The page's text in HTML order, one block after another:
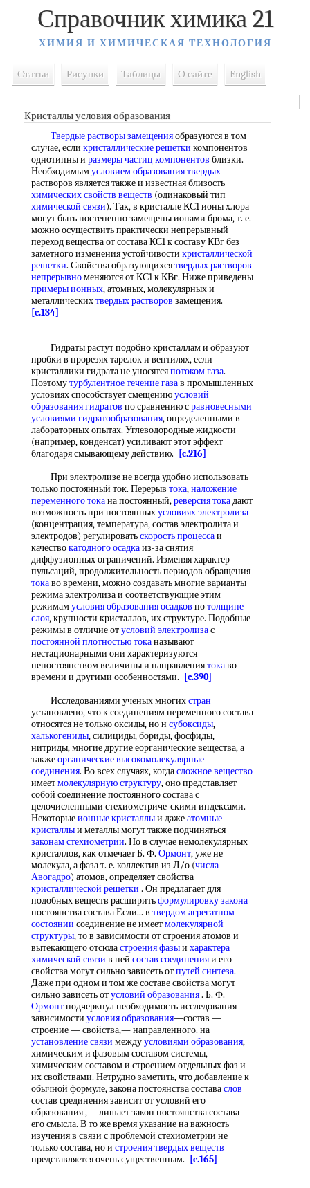
Справочник химика 21
ХИМИЯ И ХИМИЧЕСКАЯ ТЕХНОЛОГИЯ
Статьи Рисунки Таблицы О сайте English
Кристаллы условия образования
Твердые растворы замещенияобразуются в том
случае, если кристаллические решетки компонентов
однотипны и размеры частиц компонентов близки.
Необходимымусловием образования твердых
растворов является также и известная близость
химических свойств веществ (одинаковый тип
химической связи). Так, в кристалле КС1 ионы хлора
могут быть постепенно замещены ионами брома, т. е.
можно осуществить практически непрерывный
переход вещества от состава КС1 к составу КВг без
заметного изменения устойчивости кристаллической
решетки. Свойства образующихсятвердых растворов
непрерывноменяются от КС1 к КВг. Ниже приведены
примеры ионных, атомных, молекулярных и
металлическихтвердых растворов замещения.
[c.134]
Гидраты растут подобно кристаллам и образуют
пробки в прорезях тарелок и вентилях, если
кристаллики гидрата не уносятсяпотоком газа.
Поэтомутурбулентное течение газав промышленных
условиях способствует смещениюусловий
образования гидратов по сравнению сравновесными
условиями гидратообразования, определенными в
лабораторных опытах. Углеводородные жидкости
(например, конденсат) усиливают этот эффект
благодаря смывающему действию.
[c.216]
При электролизе не всегда удобно использовать
только постоянный ток. Перерыв тока,наложение
переменного токана постоянный,реверсия токадают
возможность при постоянныхусловиях электролиза
(концентрация, температура, состав электролита и
электродов) регулироватьскорость процессаи
качествокатодного осадкаиз-за снятия
диффузионных ограничений. Изменяя характер
пульсаций, продолжительность периодов обращения
токаво времени, можно создавать многие варианты
режима электролиза и соответствующие этим
режимамусловия образования осадков потолщине
слоя, крупности кристаллов, их структуре. Подобные
режимы в отличие отусловий электролизас
постоянной плотностью токаназывают
нестационарными они характеризуются
непостоянством величины и направлениятокаво
времени и другими особенностями.
[c.390]
Исследованиями ученых многихстран
установлено, что к соединениям переменного состава
относятся не только оксиды, но н субоксиды,
халькогениды, силициды, бориды, фосфиды,
нитриды, многие другие еорганические вещества, а
такжеорганические высокомолекулярные
соединения. Во всех случаях, когдасложное вещество
имеетмолекулярную структуру, оно представляет
собой соединение постоянного состава с
целочисленными стехиометриче-скими индексами.
Некоторыеионные кристаллыи дажеатомные
кристаллыи металлы могут также подчиняться
законам стехиометрии. Но в случае немолекулярных
кристаллов, как отмечает Б. Ф. Ормонт, уже не
молекула, а фаза т. е. коллектив из Л/о (числа
Авогадро) атомов, определяет свойства
кристаллической решетки . Он предлагает для
подобных веществ расширитьформулировку закона
постоянства состава Если... в твердом агрегатном
состоянии соединение не имеетмолекулярной
структуры, то в зависимости от строения атомов и
вытекающего отсюдастроения фазыи характера
химической связи в ней состав соединенияи его
свойства могут сильно зависеть отпутей синтеза.
Даже при одном и том же составе свойства могут
сильно зависеть отусловий образования. Б. Ф.
Ормонтподчеркнул необходимость исследования
зависимости условия образования—состав —
строение — свойства,— направленного. на
установление связи междуусловиями образования,
химическим и фазовым составом системы,
химическим составом и строением отдельных фаз и
их свойствами. Нетрудно заметить, что добавление к
обычной формуле, закона постоянства составаслов
состав срединения зависит от условий его
образования ,— лишает закон постоянства состава
его смысла. В то же время указание на важность
изучения в связи с проблемой стехиометрии не
только состава, но и строения твердых веществ
представляется очень существенным.
[c.165]